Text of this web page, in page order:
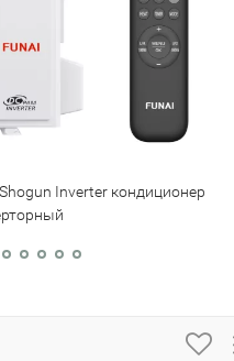
Inverter кондиционер